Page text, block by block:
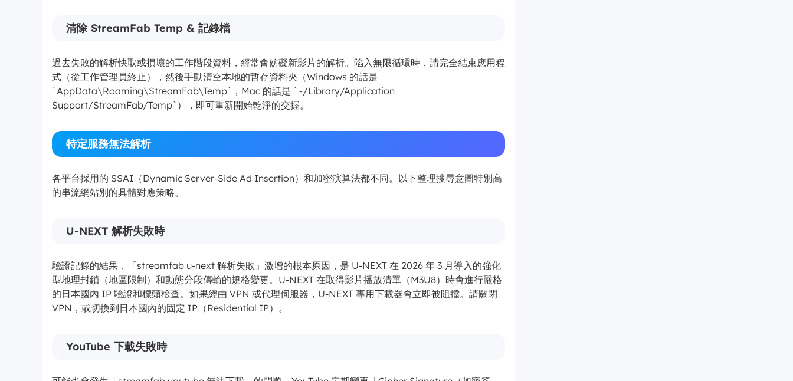
清除 StreamFab Temp & 記錄檔
過去失敗的解析快取或損壞的工作階段資料，經常會妨礙新影片的解析。陷入無限循環時，請完全結束應用程
式（從工作管理員終止），然後手動清空本地的暫存資料夾（Windows 的話是
`AppData\Roaming\StreamFab\Temp`，Mac 的話是 `~/Library/Application
Support/StreamFab/Temp`），即可重新開始乾淨的交握。
特定服務無法解析
各平台採用的 SSAI（Dynamic Server-Side Ad Insertion）和加密演算法都不同。以下整理搜尋意圖特別高
的串流網站別的具體對應策略。
U-NEXT 解析失敗時
驗證記錄的結果，「streamfab u-next 解析失敗」激增的根本原因，是 U-NEXT 在 2026 年 3 月導入的強化
型地理封鎖（地區限制）和動態分段傳輸的規格變更。U-NEXT 在取得影片播放清單（M3U8）時會進行嚴格
的日本國內 IP 驗證和標頭檢查。如果經由 VPN 或代理伺服器，U-NEXT 專用下載器會立即被阻擋。請關閉
VPN，或切換到日本國內的固定 IP（Residential IP）。
YouTube 下載失敗時